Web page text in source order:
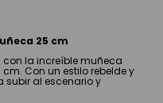
25 cm
con la increíble muñeca
Con un estilo rebelde y
subir al escenario y